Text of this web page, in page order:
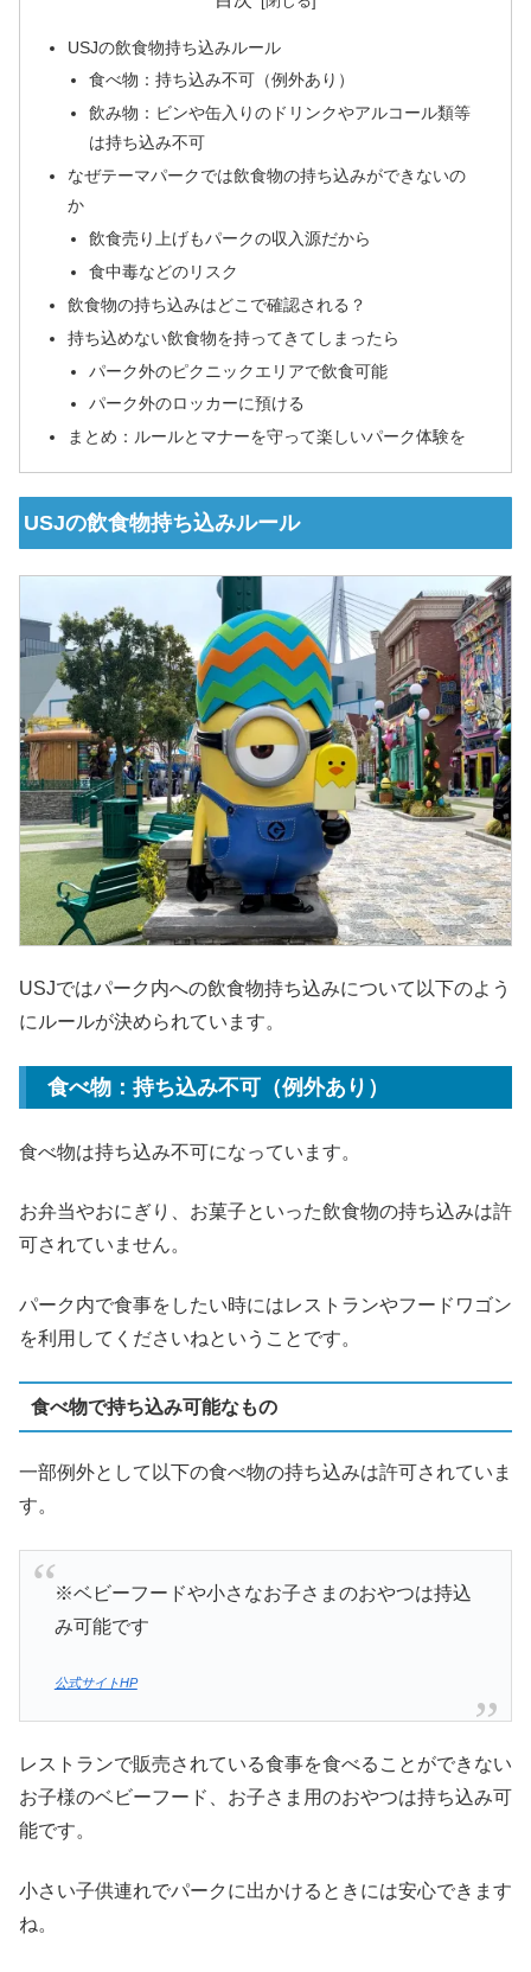
USJの飲食物持ち込みルール
食べ物：持ち込み不可（例外あり）
飲み物：ビンや缶入りのドリンクやアルコール類等
は持ち込み不可
なぜテーマパークでは飲食物の持ち込みができないの
か
飲食売り上げもパークの収入源だから
食中毒などのリスク
飲食物の持ち込みはどこで確認される？
持ち込めない飲食物を持ってきてしまったら
パーク外のピクニックエリアで飲食可能
パーク外のロッカーに預ける
まとめ：ルールとマナーを守って楽しいパーク体験を
USJの飲食物持ち込みルール
USJではパーク内への飲食物持ち込みについて以下のよう
にルールが決められています。
食べ物：持ち込み不可（例外あり）
食べ物は持ち込み不可になっています。
お弁当やおにぎり、お菓子といった飲食物の持ち込みは許
可されていません。
パーク内で食事をしたい時にはレストランやフードワゴン
を利用してくださいねということです。
食べ物で持ち込み可能なもの
一部例外として以下の食べ物の持ち込みは許可されていま
す。
※ベビーフードや小さなお子さまのおやつは持込
み可能です
公式サイトHP
レストランで販売されている食事を食べることができない
お子様のベビーフード、お子さま用のおやつは持ち込み可
能です。
小さい子供連れでパークに出かけるときには安心できます
ね。